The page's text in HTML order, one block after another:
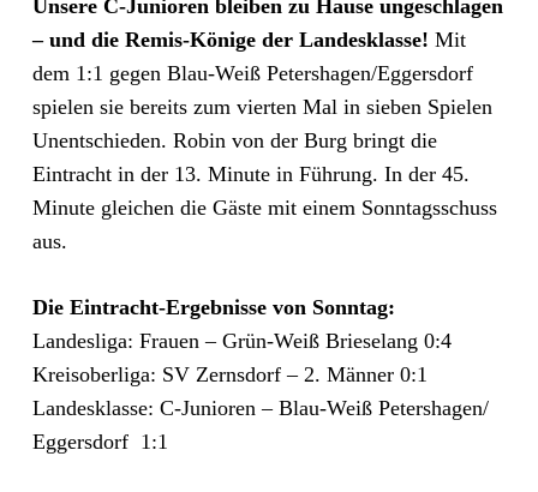
Unsere C-Junioren bleiben zu Hause ungeschlagen
– und die Remis-Könige der Landesklasse! Mit
dem 1:1 gegen Blau-Weiß Petershagen/​Eggersdorf
spielen sie bereits zum vierten Mal in sieben Spielen
Unentschieden. Robin von der Burg bringt die
Eintracht in der 13. Minute in Führung. In der 45.
Minute gleichen die Gäste mit einem Sonntagsschuss
aus.
Die Eintracht-Ergebnisse von Sonntag:
Landesliga: Frauen – Grün-Weiß Brieselang 0:4
Kreisoberliga: SV Zernsdorf – 2. Männer 0:1
Landesklasse: C-Junioren – Blau-Weiß Petershagen/​
Eggersdorf 1:1